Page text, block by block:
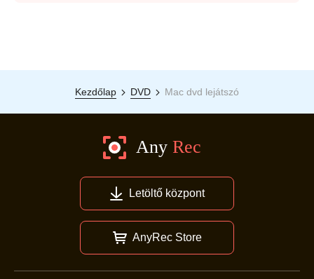
Kezdőlap DVD Mac dvd lejátszó
Letöltő központ
AnyRec Store